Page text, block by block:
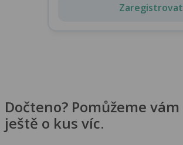
Zaregistrovat
Dočteno? Pomůžeme vám
ještě o kus víc.